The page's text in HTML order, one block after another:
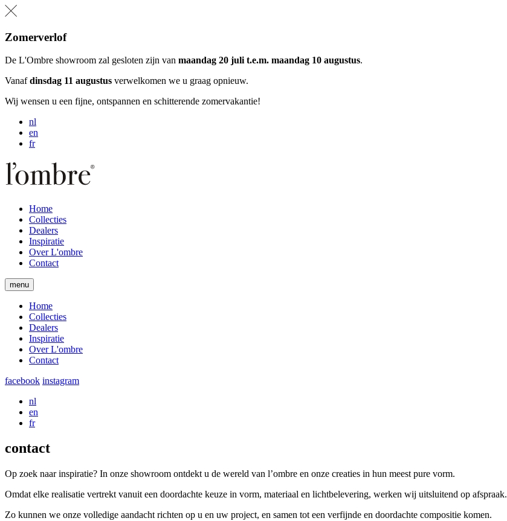
Zomerverlof
De L'Ombre showroom zal gesloten zijn van maandag 20 juli t.e.m. maandag 10 augustus.
Vanafdinsdag 11 augustus verwelkomen we u graag opnieuw.
Wij wensen u een fijne, ontspannen en schitterende zomervakantie!
nl
en
fr
Home
Collecties
Dealers
Inspiratie
Over L'ombre
Contact
menu
Home
Collecties
Dealers
Inspiratie
Over L'ombre
Contact
facebook instagram
nl
en
fr
contact
Op zoek naar inspiratie? In onze showroom ontdekt u de wereld van l’ombre en onze creaties in hun meest pure vorm.
Omdat elke realisatie vertrekt vanuit een doordachte keuze in vorm, materiaal en lichtbelevering, werken wij uitsluitend op afspraak.
Zo kunnen we onze volledige aandacht richten op u en uw project, en samen tot een verfijnde en doordachte compositie komen.